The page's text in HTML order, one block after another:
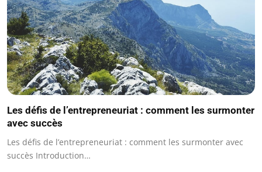
Les défis de l’entrepreneuriat : comment les surmonter
avec succès
Les défis de l’entrepreneuriat : comment les surmonter avec
succès Introduction…